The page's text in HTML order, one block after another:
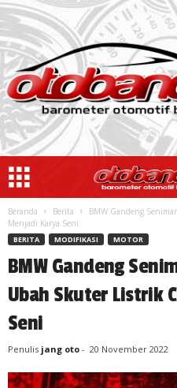
Beranda Berita
BMW Gandeng
Menjadi Karya Seni
BERITA MODIFIKASI MOTOR
BMW Gandeng
Ubah Skuter Listrik
Seni
Penulis jang oto - 20 November 2022